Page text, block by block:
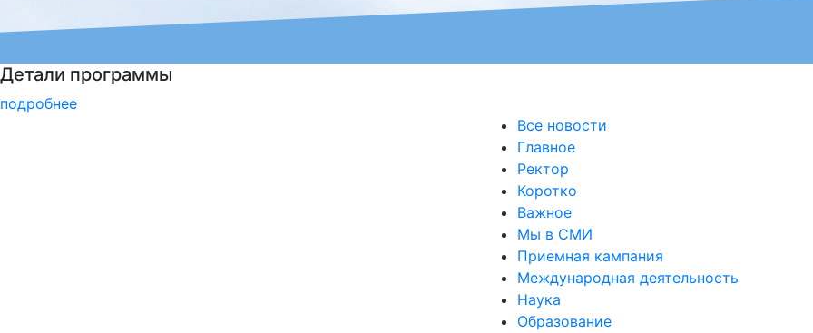
Узнайте все о поступлении!
подробнее
Все новости
Главное
Ректор
Коротко
Важное
Мы в СМИ
Приемная кампания
Международная деятельность
Наука
Образование